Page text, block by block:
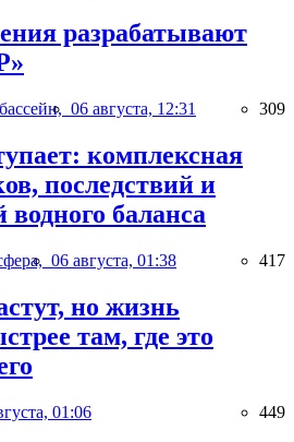
разрабатывают
06 августа, 12:31 309
комплексная
последствий и
водного баланса
06 августа, 01:38 417
но жизнь
там, где это
01:06 449